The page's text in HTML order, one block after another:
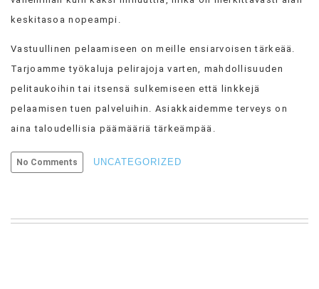
keskitasoa nopeampi.
Vastuullinen pelaamiseen on meille ensiarvoisen tärkeää.
Tarjoamme työkaluja pelirajoja varten, mahdollisuuden
pelitaukoihin tai itsensä sulkemiseen että linkkejä
pelaamisen tuen palveluihin. Asiakkaidemme terveys on
aina taloudellisia päämääriä tärkeämpää.
No Comments UNCATEGORIZED